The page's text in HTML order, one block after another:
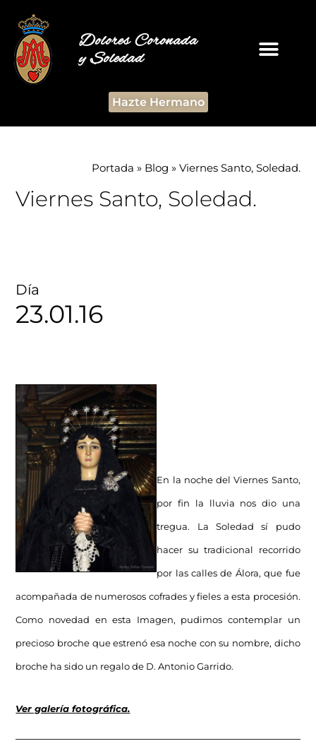
Dolores Coronada
y Soledad
Hazte Hermano
Portada » Blog » Viernes Santo, Soledad.
Viernes Santo, Soledad.
Día
23.01.16
En la noche del Viernes Santo,
por fin la lluvia nos dio una
tregua. La Soledad sí pudo
hacer su tradicional recorrido
por las calles de Álora, que fue
acompañada de numerosos cofrades y fieles a esta procesión.
Como novedad en esta Imagen, pudimos contemplar un
precioso broche que estrenó esa noche con su nombre, dicho
broche ha sido un regalo de D. Antonio Garrido.
Ver galería fotográfica.